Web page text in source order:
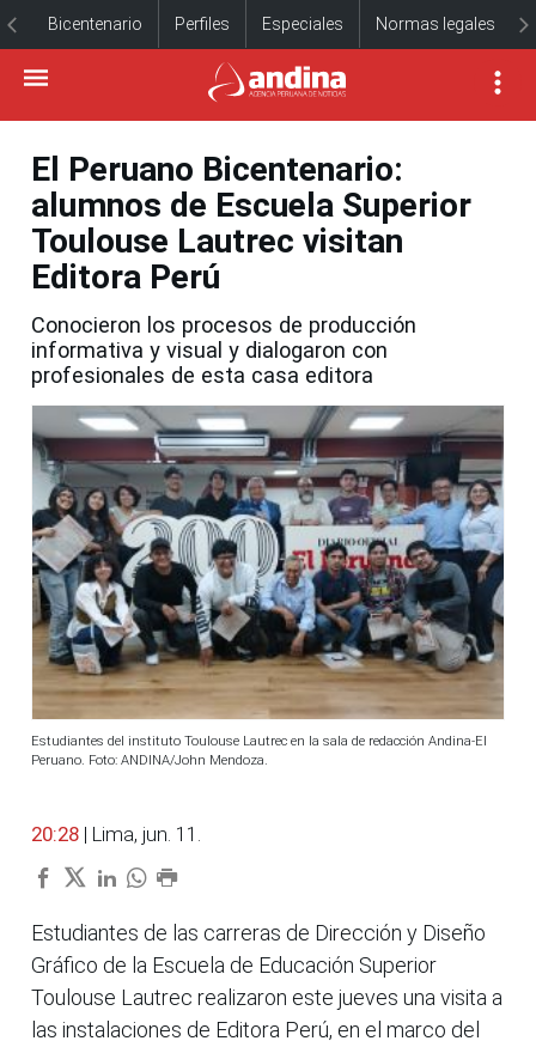
Bicentenario Perfiles Especiales Normas legales
El Peruano Bicentenario:
alumnos de Escuela Superior
Toulouse Lautrec visitan
Editora Perú
Conocieron los procesos de producción
informativa y visual y dialogaron con
profesionales de esta casa editora
Estudiantes del instituto Toulouse Lautrec en la sala de redacción Andina-El
Peruano. Foto: ANDINA/John Mendoza.
20:28 | Lima, jun. 11.
Estudiantes de las carreras de Dirección y Diseño
Gráfico de la Escuela de Educación Superior
Toulouse Lautrec realizaron este jueves una visita a
las instalaciones de Editora Perú, en el marco del